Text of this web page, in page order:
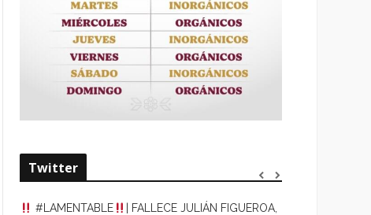
Twitter
#LAMENTABLE
| FALLECE JULIÁN FIGUEROA,